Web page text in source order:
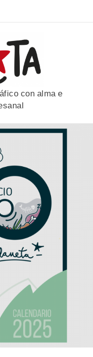
con alma e